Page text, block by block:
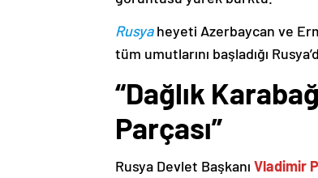
Rusyaheyeti Azerbaycan ve
tüm umutlarını başladığı
“Dağlık
Parçası”
Rusya Devlet Başkanı Vladimir